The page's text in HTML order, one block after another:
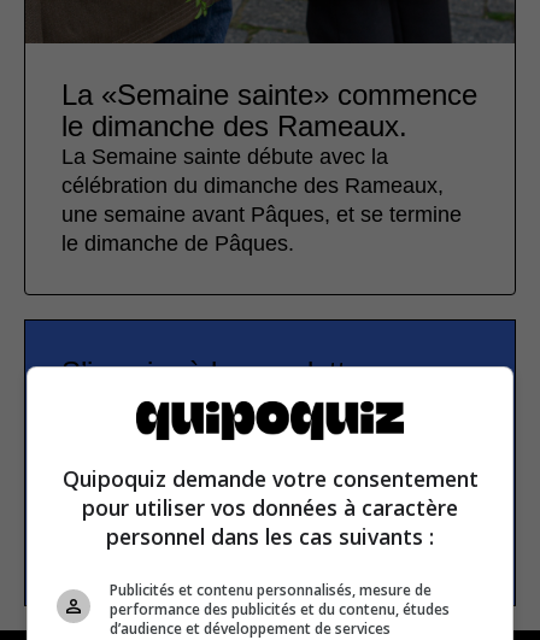
La «Semaine sainte» commence
le dimanche des Rameaux.
La Semaine sainte débute avec la
célébration du dimanche des Rameaux,
une semaine avant Pâques, et se termine
le dimanche de Pâques.
S’inscrire à la newsletter
S’INSCRIRE
Quipoquiz demande votre consentement
pour utiliser vos données à caractère
personnel dans les cas suivants :
Publicités et contenu personnalisés, mesure de
performance des publicités et du contenu, études
d’audience et développement de services